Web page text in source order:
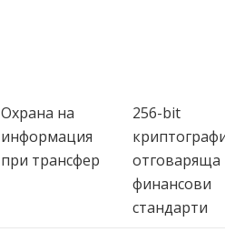
Охрана на
информация
при трансфер
256-bit
отговаряща
финансови
стандарти